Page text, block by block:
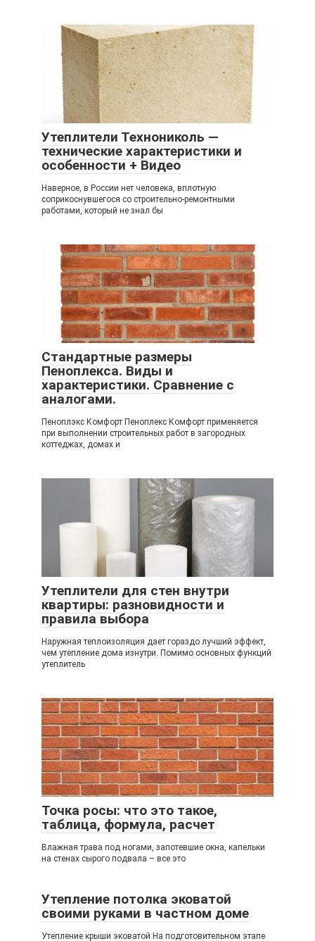
Утеплители Технониколь —
технические характеристики и
особенности + Видео
Наверное, в России нет человека, вплотную
соприкоснувшегося со строительно-ремонтными
работами, который не знал бы
Стандартные размеры
Пеноплекса. Виды и
характеристики. Сравнение с
аналогами.
Пеноплэкс Комфорт Пеноплекс Комфорт применяется
при выполнении строительных работ в загородных
коттеджах, домах и
Утеплители для стен внутри
квартиры: разновидности и
правила выбора
Наружная теплоизоляция дает гораздо лучший эффект,
чем утепление дома изнутри. Помимо основных функций
утеплитель
Точка росы: что это такое,
таблица, формула, расчет
Влажная трава под ногами, запотевшие окна, капельки
на стенах сырого подвала – все это
Утепление потолка эковатой
своими руками в частном доме
Утепление крыши эковатой На подготовительном этапе